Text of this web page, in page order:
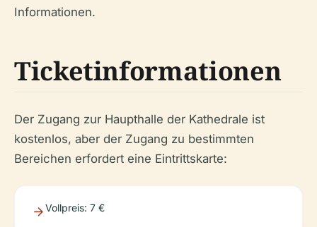
Informationen.
Ticketinformationen
Der Zugang zur Haupthalle der Kathedrale ist
kostenlos, aber der Zugang zu bestimmten
Bereichen erfordert eine Eintrittskarte:
Vollpreis: 7 €